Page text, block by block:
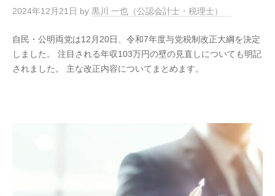
2024年12月21日 by 黒川 一也（公認会計士・税理士）
自民・公明両党は12月20日、令和7年度与党税制改正大綱を決定
しました。 注目される年収103万円の壁の見直しについても明記
されました。 主な改正内容についてまとめます。